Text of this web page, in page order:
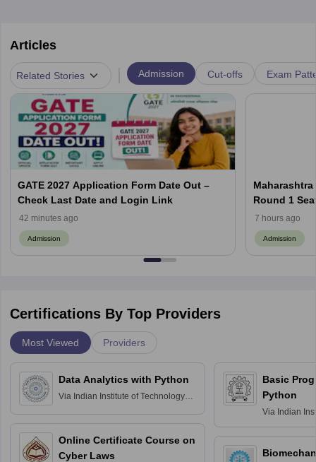
Articles
Related Stories Admission Cut-offs Exam
GATE 2027 Application Form Date Out –
Check Last Date and Login Link
42 minutes ago
Admission
Round 1
7 hours ago
Admission
Certifications By Top Providers
Most Viewed Providers
Data Analytics with Python
Via Indian Institute of Technology
Online Certificate Course on
Cyber Laws
Basic
Python
Via Indian
Bombay